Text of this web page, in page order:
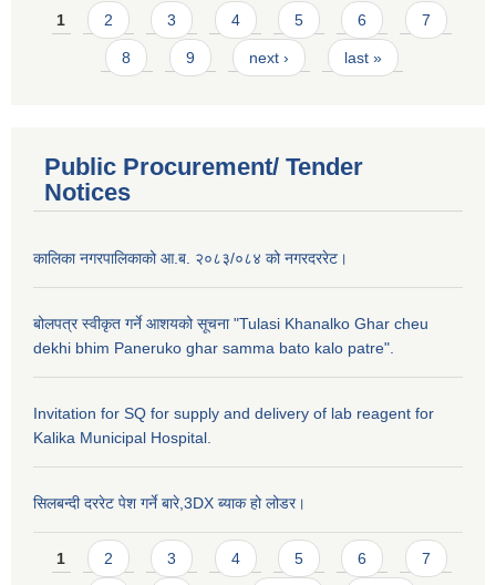
Pages
1 2 3 4 5 6 7
8 9 next › last »
Public Procurement/ Tender
Notices
कालिका नगरपालिकाको आ.ब. २०८३/०८४ को नगरदररेट।
बोलपत्र स्वीकृत गर्ने आशयको सूचना "Tulasi Khanalko Ghar cheu
dekhi bhim Paneruko ghar samma bato kalo patre".
Invitation for SQ for supply and delivery of lab reagent for
Kalika Municipal Hospital.
सिलबन्दी दररेट पेश गर्ने बारे,3DX ब्याक हो लोडर।
Pages
1 2 3 4 5 6 7